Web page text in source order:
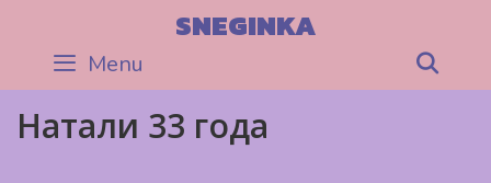
content
SNEGINKA
Menu
Натали 33 года